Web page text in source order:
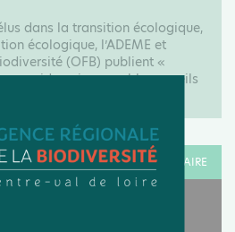
dans la transition écologique,
écologique, l’ADEME et
(OFB) publient «
un guide qui rassemble conseils
RESSOURCE DOCUMENTAIRE